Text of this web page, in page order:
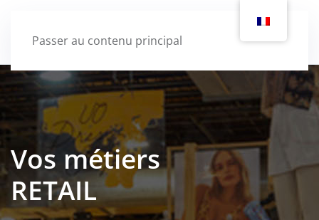
Passer au contenu principal
Vos métiers
RETAIL